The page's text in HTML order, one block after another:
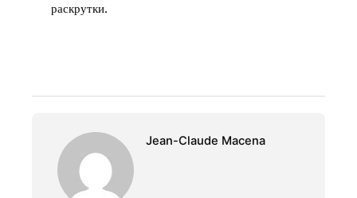
раскрутки.
Jean-Claude Macena